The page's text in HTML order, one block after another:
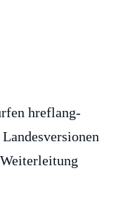
hreflang-